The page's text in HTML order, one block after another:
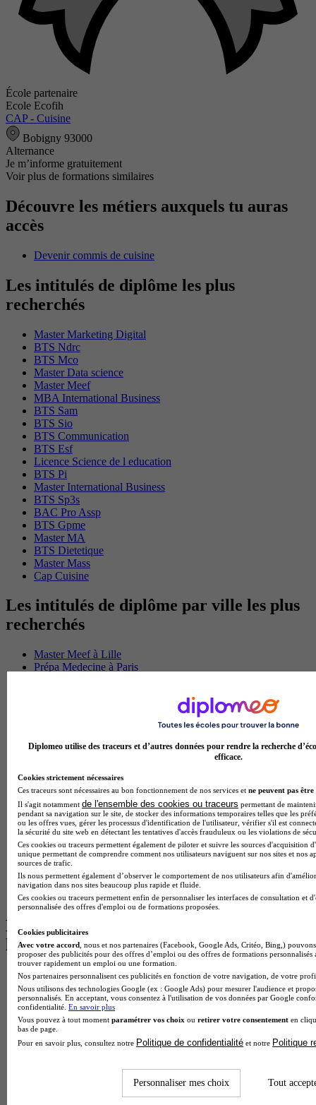
École partenaire
Ecole Ecofih
CAP - Cuisine
Bobigny 93000
Alternance
Je m’informe gratuitement
Voir plus de formations similaires
Découvre les métiers auxquels tu auras
accès
Devenir commis de cuisine
Les intitulés de diplôme les plus
recherchés
Master Marketing Digital
BTS Ndrc
BTS Mco
Master Data science
Master Meef
MBA International Business
BTS Sam
BTS Sio
BTS Communication
BTS Esf
Licence Science de l education
BTS Pi
Master International Business
BTS Sp3s
BAC Pro Assp
BTS Gpme
Master MA
BTS Dietetique
Master Mass
Cap Cuisine
Les intitulés de diplôme par ville les plus
recherchés
Master Meef à Lille
Prépa Medecine à Paris
Master Psychologie à Montpellier
Master Psychologie à Paris
BTS Tourisme à Bordeaux
BTS Tourisme à Lyon
BTS Tourisme à Paris
BTS Tourisme à Toulouse
Licence Psychologie à Lille
Master Informatique à Paris
BTS Communication à Bordeaux
Master Psychologie à Angers
BTS Communication à Lyon
BTS Ndrc à Lyon
Les intitulés de diplôme par alternance
les plus recherchés
BTS Esf en alternance
BTS Dietetique en alternance
BTS Mco en alternance
BTS Pi en alternance
BTS Sp3s en alternance
Master CCA en alternance
BTS Ndrc en alternance
Cap Fleuriste en alternance
BTS Sio en alternance
Diplomeo utilise des traceurs et d’autres données pour rendre la recherche
efficace.
Cookies strictement nécessaires
Ces traceurs sont nécessaires au bon fonctionnement de nos services et ne peuvent pas être
Il s'agit notamment de l'ensemble des cookies ou traceurs permettant de
pendant sa navigation sur le site, de stocker des informations temporaires telles que les
ou les offres vues, gérer les processus d'identification de l'utilisateur, vérifier s'il est
la sécurité du site web en détectant les tentatives d'accès frauduleux ou les violations de
Ces cookies ou traceurs permettent également de piloter et suivre les sources d'acquisition
unique permettant de comprendre comment nos utilisateurs naviguent sur nos sites et nos
sources de trafic.
Ils nous permettent également d’observer le comportement de nos utilisateurs afin
navigation dans nos sites beaucoup plus rapide et fluide.
Ces cookies ou traceurs permettent enfin de personnaliser les interfaces de consultation et
personnalisée des offres d'emploi ou de formations proposées.
Cookies publicitaires
Avec votre accord , nous et nos partenaires (Facebook, Google Ads, Critéo, Bing,)
proposer des publicités pour des offres d’emploi ou des offres de formations
trouver rapidement un emploi ou une formation.
Nos partenaires personnalisent ces publicités en fonction de votre navigation, de votre
Nous utilisons des technologies Google (ex : Google Ads) pour mesurer l'audience et
personnalisés. En acceptant, vous consentez à l'utilisation de vos données par Google
confidentialité. En savoir plus
Vous pouvez à tout moment paramétrer vos choix ou retirer votre consentement en
bas de page.
Pour en savoir plus, consultez notre Politique de confidentialité et notre Politique
Personnaliser mes choix Tout